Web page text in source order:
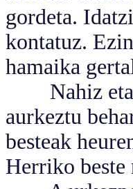
gordeta.
kontatuz.
hamaika
Nahiz eta
aurkeztu
besteak
Herriko beste